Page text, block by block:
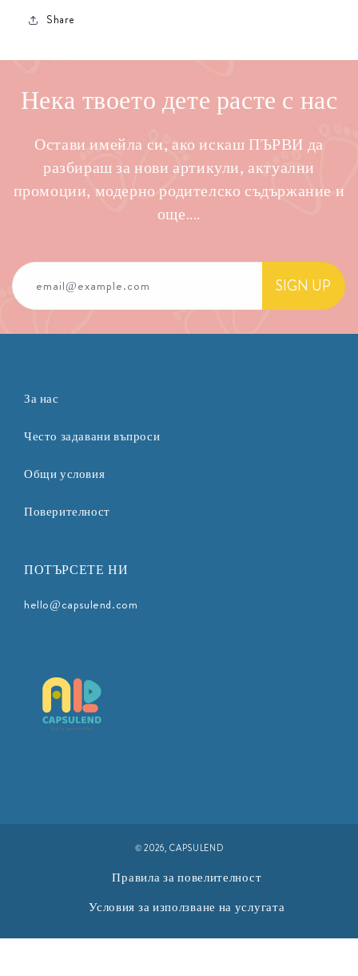
Share
Нека твоето дете расте с нас
Остави имейла си, ако искаш ПЪРВИ да
разбираш за нови артикули, актуални
промоции, модерно родителско съдържание и
още....
email@example.com SIGN UP
За нас
Често задавани въпроси
Общи условия
Поверителност
ПОТЪРСЕТЕ НИ
hello@capsulend.com
© 2026,CAPSULEND
Правила за повелителност
Условия за използване на услугата